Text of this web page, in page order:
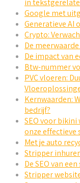
Google met
Generatieve AI
Crypto:
De
De impact van
Btw-nummer
PVC vloeren:
Kernwaarden:
bedrijf?
SEO voor
onze effectieve
Met je auto
Stripper
De SEO van
Stripper